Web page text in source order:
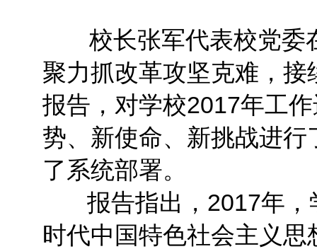
校长张军代表校党委
聚力抓改革攻坚克难，
报告，对学校2017年工
势、新使命、新挑战进
了系统部署。
报告指出，2017年，
时代中国特色社会主义